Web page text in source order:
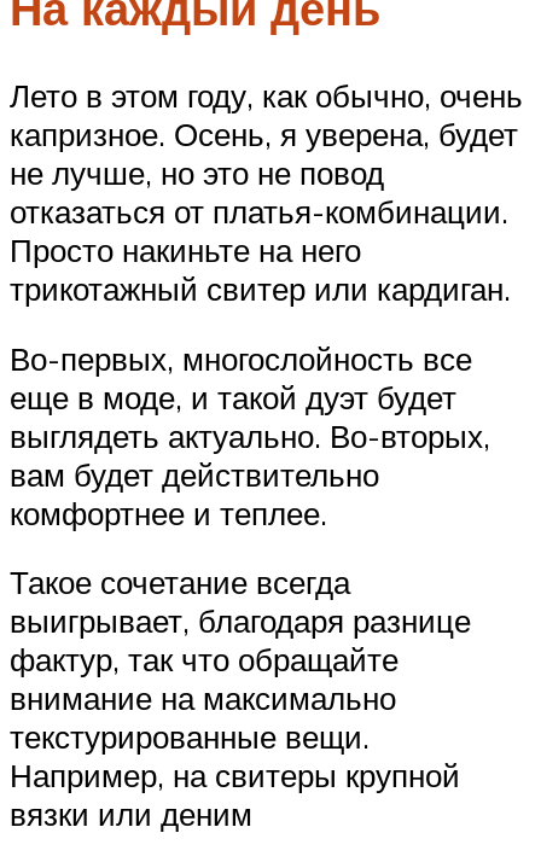
Лето в этом году, как обычно, очень
капризное. Осень, я уверена, будет
не лучше, но это не повод
отказаться от платья-комбинации.
Просто накиньте на него
трикотажный свитер или кардиган.
Во-первых, многослойность все
еще в моде, и такой дуэт будет
выглядеть актуально. Во-вторых,
вам будет действительно
комфортнее и теплее.
Такое сочетание всегда
выигрывает, благодаря разнице
фактур, так что обращайте
внимание на максимально
текстурированные вещи.
Например, на свитеры крупной
вязки или деним